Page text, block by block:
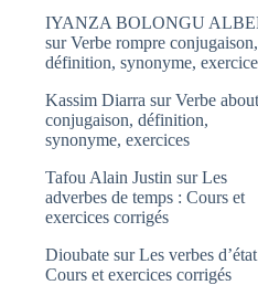
IYANZA BOLONGU
surVerbe rompre conjugaison,
définition, synonyme,
Kassim Diarra surVerbe
conjugaison, définition,
synonyme, exercices
Tafou Alain Justin surLes
adverbes de temps : Cours et
exercices corrigés
Dioubate surLes verbes
Cours et exercices corrigés